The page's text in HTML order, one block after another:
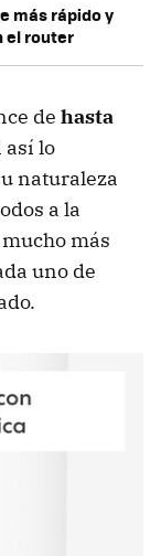
más rápido y
el router
de hasta
así lo
naturaleza
a la
más
uno de